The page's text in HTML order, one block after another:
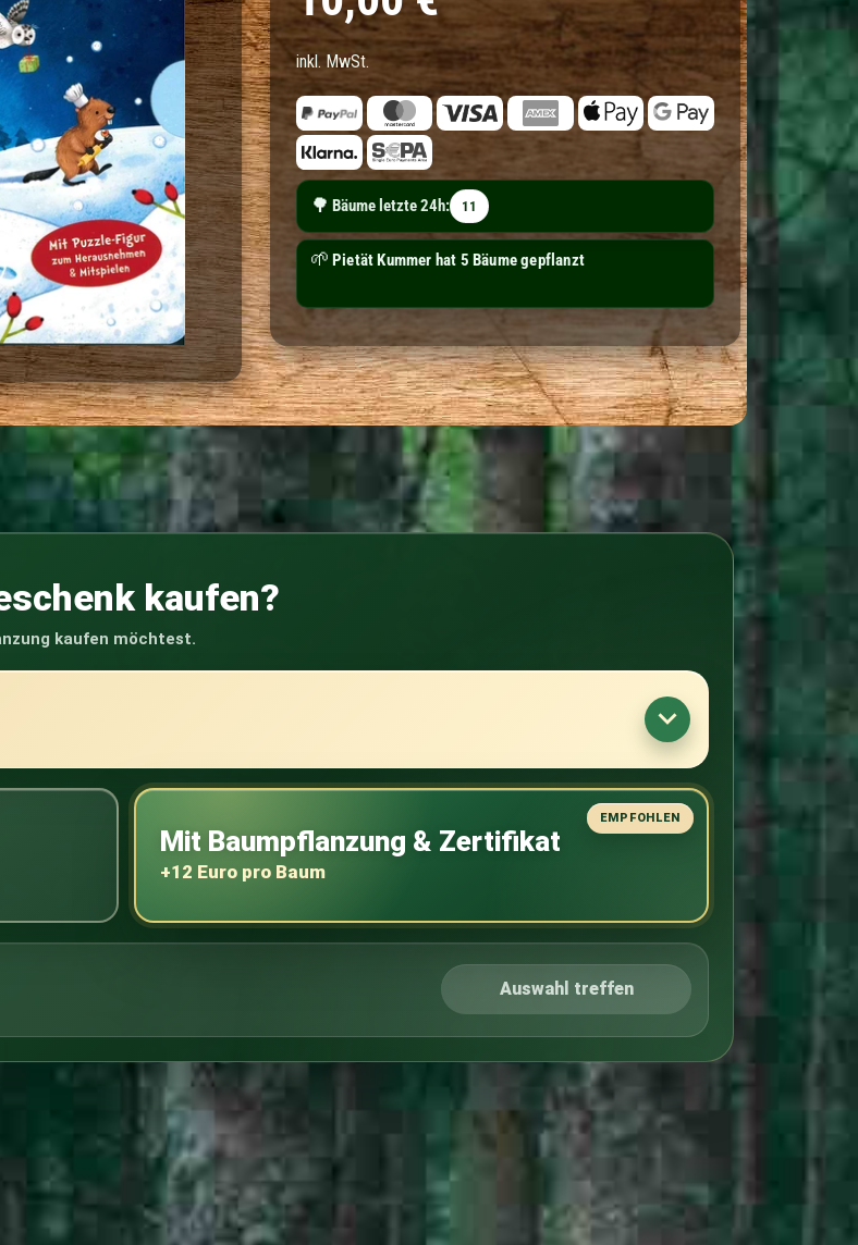
inkl. MwSt.
🌳 Bäume letzte 24h: 11
🌱 Deutsche Gesellschaft für Ernährungsmedizin e.V. hat
kaufen?
kaufen möchtest.
Mit Baumpflanzung & Zertifikat
+12 Euro pro Baum
Auswahl treffen